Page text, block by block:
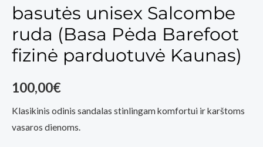
basutės unisex Salcombe
ruda (Basa Pėda Barefoot
fizinė parduotuvė Kaunas)
100,00€
Klasikinis odinis sandalas stinlingam komfortui ir karštoms
vasaros dienoms.